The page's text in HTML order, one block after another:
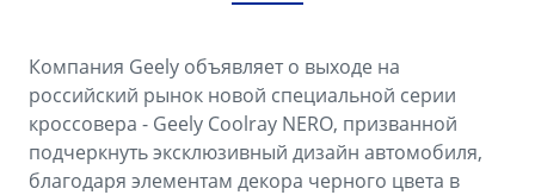
CITYRAY
от 2 599 990 ₽*
ATLAS
от 3 189 990 ₽*
Получить персональное предложение
Записаться на тест-драйв
Трейд-ин
Техническое обслуживание
Калькулятор ТО
Ценности сервиса Geely
Руководство по эксплуатации
Наша команда
Правовая информация
Контакты
Компания Geely объявляет о выходе на
российский рынок новой специальной серии
кроссовера - Geely Coolray NERO, призванной
подчеркнуть эксклюзивный дизайн автомобиля,
благодаря элементам декора черного цвета в